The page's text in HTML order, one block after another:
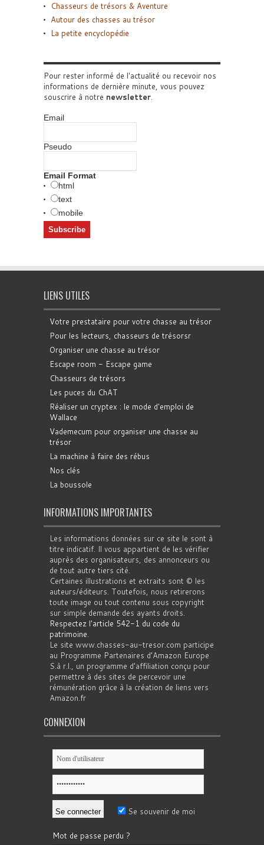
Chasseurs de trésors & Aventure
Autour des chasses au trésor
La petite encyclopédie
Pour rester informé de l'actualité ou recevoir nos
informations de dernière minute, vous pouvez
souscrire à notre newsletter.
Email
Pseudo
Email Format
html
text
mobile
LIENS UTILES
Votre prestataire pour votre chasse au trésor
Pour les lecteurs, chasseurs de trésorsr
Organiser une chasse au trésor
Escape room - Escape game
Chasseurs de trésors
Les puces du ChAT
Réaliser un cryptex : le mode d'emploi de
Wallace
Vademecum pour organiser une chasse au
trésor
La machine à faire des rébus
Nos clés
La boussole
INFORMATIONS IMPORTANTES
Les informations données sur ce site le sont à
titre indicatif. Il vous appartient de les vérifier
auprès des organisateurs, des annonceurs ou
de tout autre tiers cité.
Certaines illustrations et extraits sont © les
auteurs/éditeurs. Toutefois, nous retirerons
toute image ou tout contenu sous copyright
sur simple demande des ayants droits.
Respectez l'article 542-1 du code du
patrimoine.
Le site www.chasses-au-tresor.com participe
au Programme Partenaires d’Amazon Europe
S.à r.l., un programme d’affiliation conçu pour
permettre à des sites de percevoir une
rémunération grâce à la création de liens vers
Amazon.fr
CONNEXION
Se souvenir de moi
Mot de passe perdu ?